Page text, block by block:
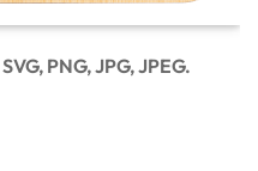
PNG, JPG, JPEG.